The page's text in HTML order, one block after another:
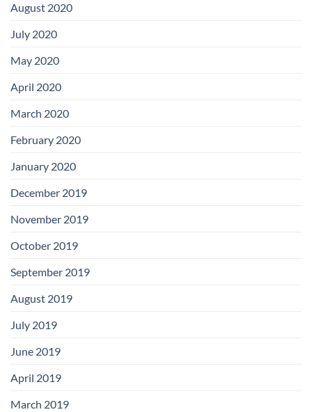
August 2020
July 2020
May 2020
April 2020
March 2020
February 2020
January 2020
December 2019
November 2019
October 2019
September 2019
August 2019
July 2019
June 2019
April 2019
March 2019